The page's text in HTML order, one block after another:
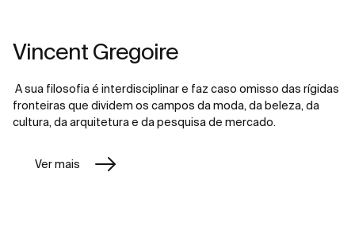
Vincent Gregoire
A sua filosofia é interdisciplinar e faz caso omisso das rígidas
fronteiras que dividem os campos da moda, da beleza, da
cultura, da arquitetura e da pesquisa de mercado.
Ver mais